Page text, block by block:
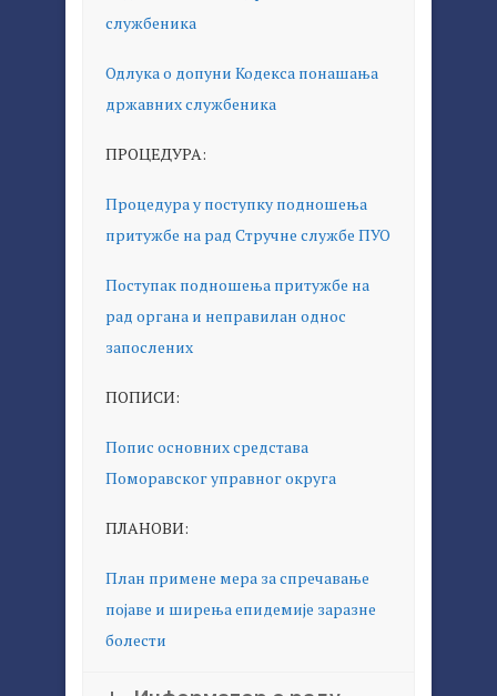
службеника
Одлука о допуни Кодекса понашања
државних службеника
ПРОЦЕДУРА:
Процедура у поступку подношења
притужбе на рад Стручне службе ПУО
Поступак подношења притужбе на
рад органа и неправилан однос
запослених
ПОПИСИ:
Попис основних средстава
Поморавског управног округа
ПЛАНОВИ:
План примене мера за спречавање
појаве и ширења епидемије заразне
болести